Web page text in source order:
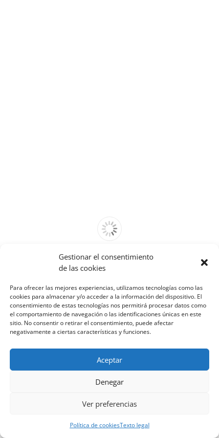
Gestionar el consentimiento
de las cookies
Para ofrecer las mejores experiencias, utilizamos tecnologías como las
cookies para almacenar y/o acceder a la información del dispositivo. El
consentimiento de estas tecnologías nos permitirá procesar datos como
el comportamiento de navegación o las identificaciones únicas en este
sitio. No consentir o retirar el consentimiento, puede afectar
negativamente a ciertas características y funciones.
Aceptar
Denegar
Ver preferencias
Política de cookiesTexto legal
Cannot access file!
http://venfrico.com/wp-
filter.pdf